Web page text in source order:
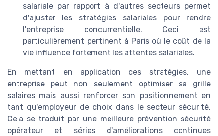
salariale par rapport à d'autres secteurs permet
d'ajuster les stratégies salariales pour rendre
l'entreprise concurrentielle. Ceci est
particulièrement pertinent à Paris où le coût de la
vie influence fortement les attentes salariales.
En mettant en application ces stratégies, une
entreprise peut non seulement optimiser sa grille
salaires mais aussi renforcer son positionnement en
tant qu'employeur de choix dans le secteur sécurité.
Cela se traduit par une meilleure prévention sécurité
opérateur et séries d'améliorations continues